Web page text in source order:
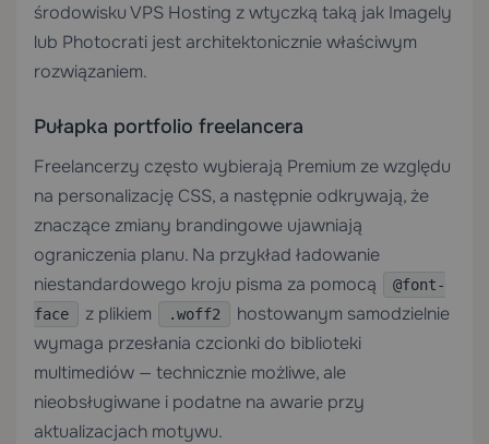
środowiskuVPS Hosting z wtyczką taką jak Imagely
lub Photocrati jest architektonicznie właściwym
rozwiązaniem.
Pułapka portfolio freelancera
Freelancerzy często wybierają Premium ze względu
na personalizację CSS, a następnie odkrywają, że
znaczące zmiany brandingowe ujawniają
ograniczenia planu. Na przykład ładowanie
niestandardowego kroju pisma za pomocą
@font-
face
z plikiem .woff2
hostowanym samodzielnie
wymaga przesłania czcionki do biblioteki
multimediów — technicznie możliwe, ale
nieobsługiwane i podatne na awarie przy
aktualizacjach motywu.